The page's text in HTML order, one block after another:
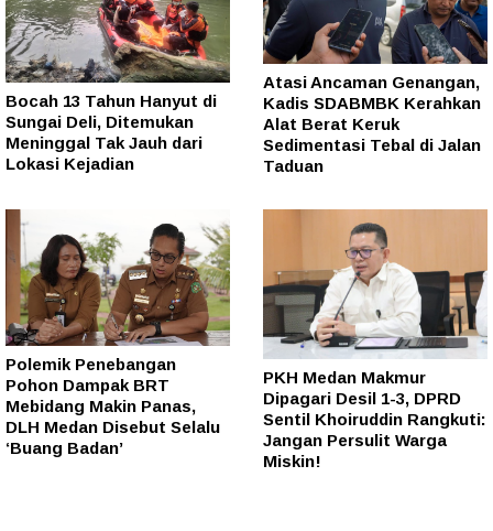
Bocah 13 Tahun Hanyut di
Sungai Deli, Ditemukan
Meninggal Tak Jauh dari
Lokasi Kejadian
Atasi Ancaman Genangan,
Kadis SDABMBK Kerahkan
Alat Berat Keruk
Sedimentasi Tebal di Jalan
Taduan
Polemik Penebangan
Pohon Dampak BRT
Mebidang Makin Panas,
DLH Medan Disebut Selalu
‘Buang Badan’
PKH Medan Makmur
Dipagari Desil 1-3, DPRD
Sentil Khoiruddin Rangkuti:
Jangan Persulit Warga
Miskin!